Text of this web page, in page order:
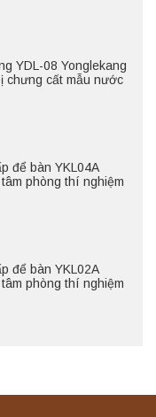
YDL-08 Yonglekang
chưng cất mẫu nước
để bàn YKL04A
phòng thí nghiệm
để bàn YKL02A
phòng thí nghiệm